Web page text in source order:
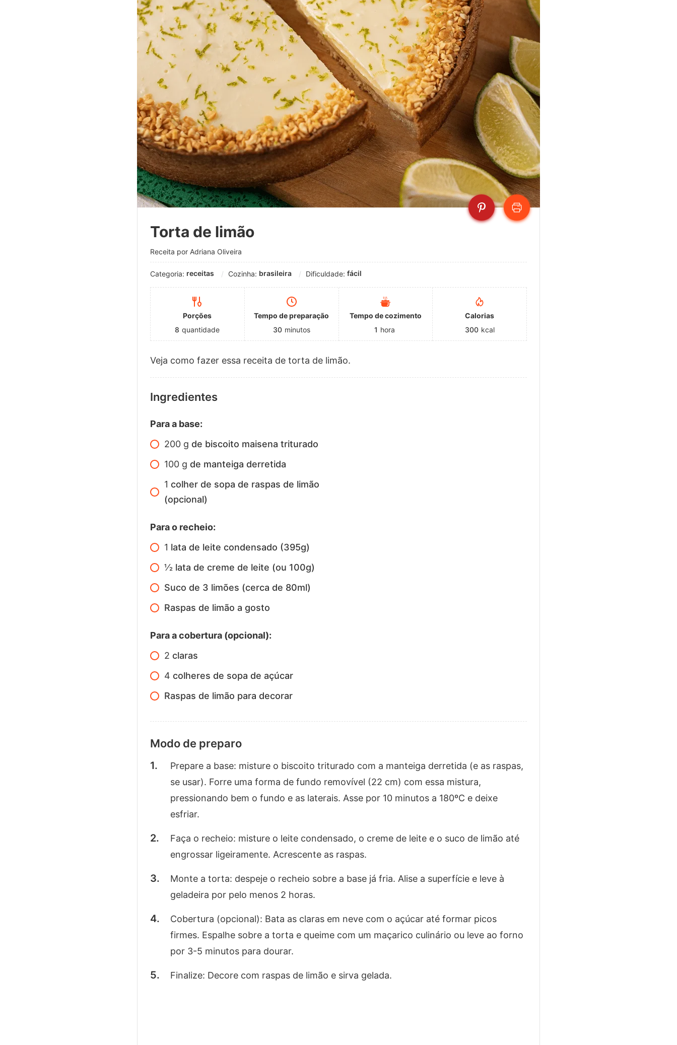
Torta de limão
Receita por Adriana Oliveira
Categoria: receitas Cozinha: brasileira Dificuldade: fácil
Porções
8 quantidade
Tempo de preparação
30 minutos
Tempo de cozimento
1 hora
Calorias
300 kcal
Veja como fazer essa receita de torta de limão.
Ingredientes
Para a base:
200 g de biscoito maisena triturado
100 g de manteiga derretida
1 colher de sopa de raspas de limão
(opcional)
Para o recheio:
1 lata de leite condensado (395g)
1⁄2 lata de creme de leite (ou 100g)
Suco de 3 limões (cerca de 80ml)
Raspas de limão a gosto
Para a cobertura (opcional):
2 claras
4 colheres de sopa de açúcar
Raspas de limão para decorar
Modo de preparo
Prepare a base: misture o biscoito triturado com a manteiga derretida (e as raspas,
se usar). Forre uma forma de fundo removível (22 cm) com essa mistura,
pressionando bem o fundo e as laterais. Asse por 10 minutos a 180ºC e deixe
esfriar.
Faça o recheio: misture o leite condensado, o creme de leite e o suco de limão até
engrossar ligeiramente. Acrescente as raspas.
Monte a torta: despeje o recheio sobre a base já fria. Alise a superfície e leve à
geladeira por pelo menos 2 horas.
Cobertura (opcional): Bata as claras em neve com o açúcar até formar picos
firmes. Espalhe sobre a torta e queime com um maçarico culinário ou leve ao forno
por 3-5 minutos para dourar.
Finalize: Decore com raspas de limão e sirva gelada.